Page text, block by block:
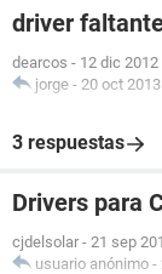
driver
dearcos - 12 dic
jorge - 20 oct
3 respuestas
Drivers para
cjdelsolar - 21 sep
usuario anónimo -